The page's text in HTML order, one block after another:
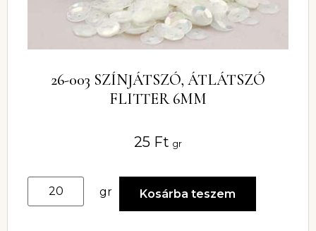
26-003 SZÍNJÁTSZÓ, ÁTLÁTSZÓ
FLITTER 6MM
25 Ft gr
gr Kosárba teszem